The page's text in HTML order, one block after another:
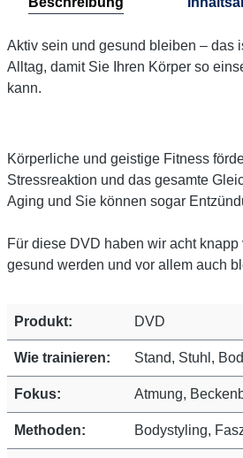
Aktiv sein und gesund bleiben – das
Alltag, damit Sie Ihren Körper so
kann.
Körperliche und geistige Fitness
Stressreaktion und das gesamte
Aging und Sie können sogar
Für diese DVD haben wir acht
gesund werden und vor allem auch
Produkt: DVD
Wie trainieren: Stand, Stuhl,
Fokus: Atmung,
Methoden: Bodystyling,